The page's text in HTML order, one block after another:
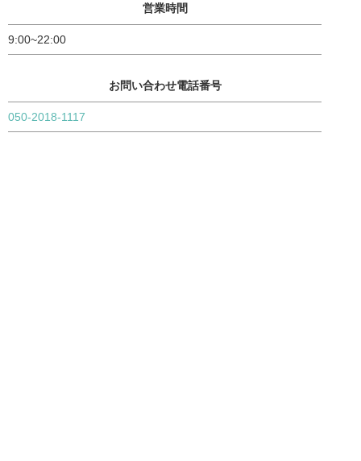
営業時間
9:00~22:00
お問い合わせ電話番号
050-2018-1117